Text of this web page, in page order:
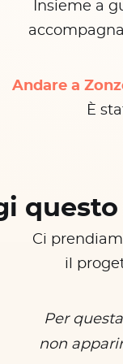
Insieme a
Andare a
È
Ci
il
Per
non